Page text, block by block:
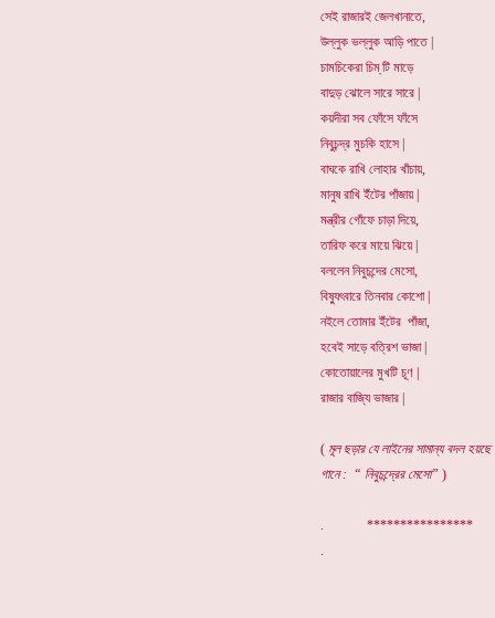
সেই রাজারই জেলখানাতে,
উল্লুক ভল্লুক আড়ি পাতে |
চামচিকেরা চিম্ টি মাড়ে
বাদুড় ঝোলে সারে সারে |
কয়দীরা সব ফোঁসে ফাঁসে
নিবুচন্দ্র মুচকি হাসে |
বাঘকে রাখি লোহার খাঁচায়,
মানুষ রাখি ইঁটের পাঁজায় |
মন্ত্রীর গোঁফে চাড়া দিয়ে,
তারিফ করে মায়ে ঝিয়ে |
বললেন নিবুচন্দের মেসো,
বিষ্যুৎবারে তিনবার কোশো |
নইলে তোমার ইঁটের পাঁজা,
হবেই সাড়ে বত্রিশ ভাজা |
কোতোয়ালের মুখটি চূণ |
রাজার বাজ্যি ভাজার |
( মূল ছড়ার যে লাইনের সামান্য বদল হয়ছে
গানে : “ নিবুচন্দ্রের মেসো” )
.